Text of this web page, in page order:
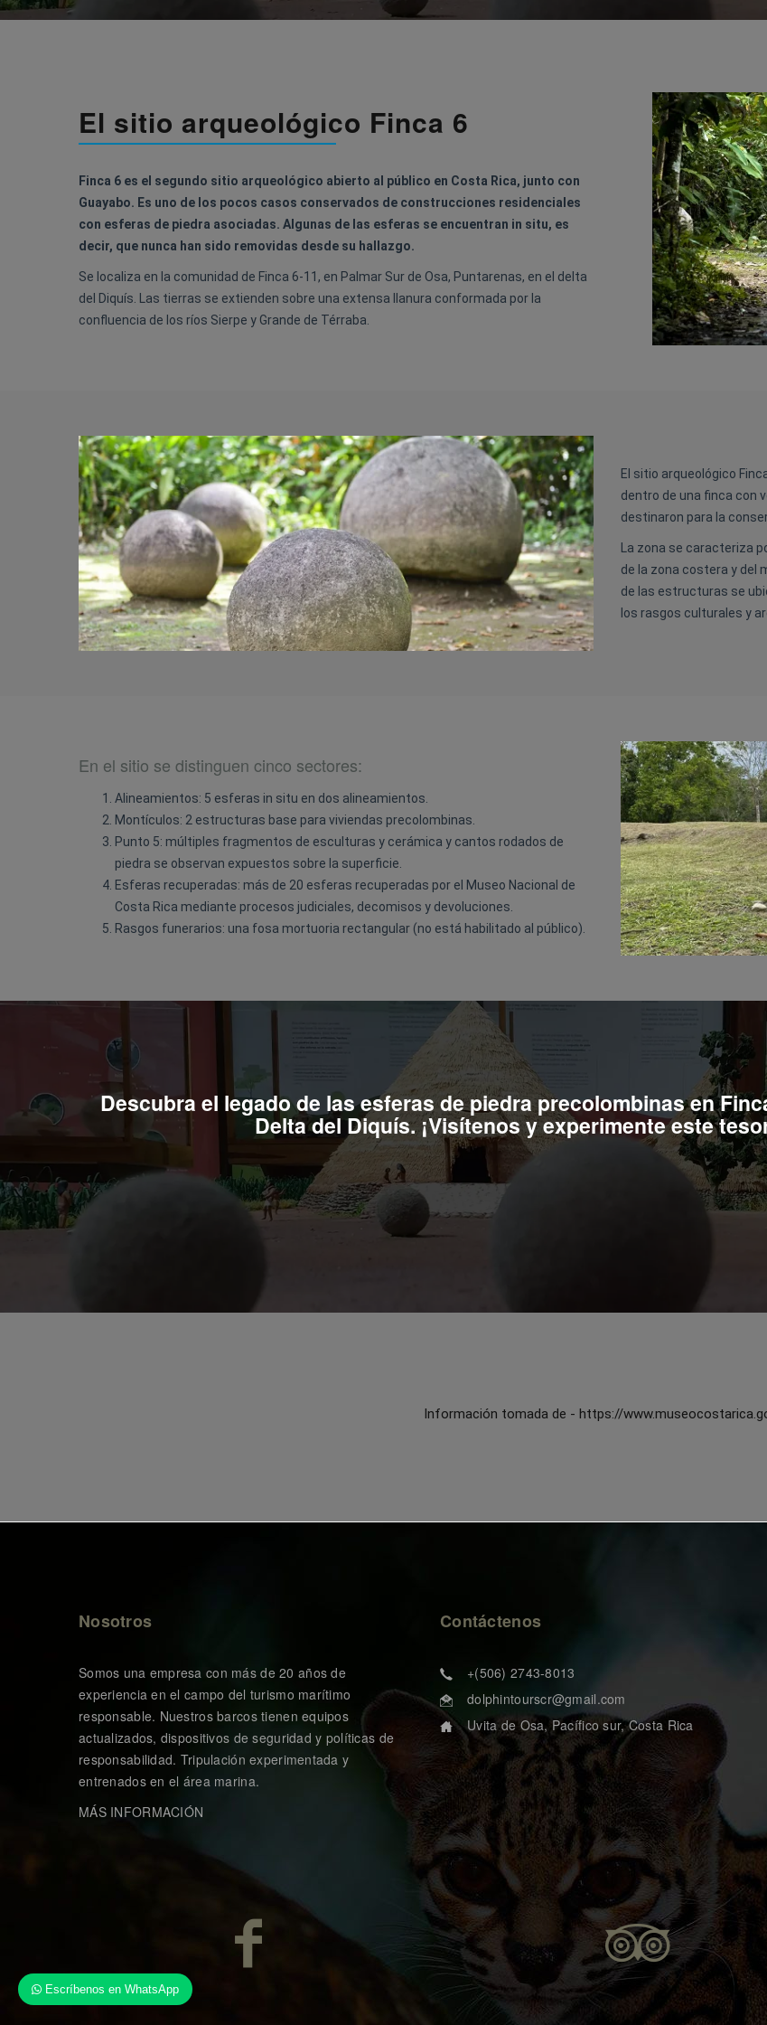
El sitio arqueológico Finca 6
Finca 6 es el segundo sitio arqueológico abierto al público en Costa Rica, junto con
Guayabo. Es uno de los pocos casos conservados de construcciones residenciales
con esferas de piedra asociadas. Algunas de las esferas se encuentran in situ, es
decir, que nunca han sido removidas desde su hallazgo.
Se localiza en la comunidad de Finca 6-11, en Palmar Sur de Osa, Puntarenas, en el delta
del Diquís. Las tierras se extienden sobre una extensa llanura conformada por la
confluencia de los ríos Sierpe y Grande de Térraba.
El sitio arqueológico
dentro de una finca con
destinaron para la
La zona se caracteriza
de la zona costera y del
de las estructuras se
los rasgos culturales y
En el sitio se distinguen cinco sectores:
Alineamientos: 5 esferas in situ en dos alineamientos.
Montículos: 2 estructuras base para viviendas precolombinas.
Punto 5: múltiples fragmentos de esculturas y cerámica y cantos rodados de
piedra se observan expuestos sobre la superficie.
Esferas recuperadas: más de 20 esferas recuperadas por el Museo Nacional de
Costa Rica mediante procesos judiciales, decomisos y devoluciones.
Rasgos funerarios: una fosa mortuoria rectangular (no está habilitado al público).
Descubra el legado de las esferas de piedra precolombinas en
Delta del Diquís. ¡Visítenos y experimente este
Información tomada de - https://
Nosotros
Somos una empresa con más de 20 años de
experiencia en el campo del turismo marítimo
responsable. Nuestros barcos tienen equipos
actualizados, dispositivos de seguridad y políticas de
responsabilidad. Tripulación experimentada y
entrenados en el área marina.
MÁS INFORMACIÓN
Contáctenos
+(506) 2743-8013
dolphintourscr@gmail.com
Uvita de Osa, Pacífico sur, Costa Rica
Escríbenos en WhatsApp